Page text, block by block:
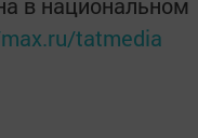
в национальном
tatmedia